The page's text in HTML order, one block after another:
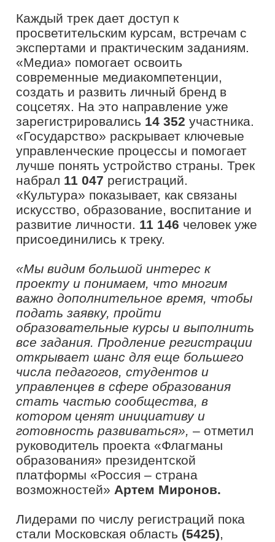
все задания. Продление регистрации
открывает шанс для еще большего
числа педагогов, студентов и
управленцев в сфере образования
стать частью сообщества, в
котором ценят инициативу и
готовность развиваться»,– отметил
руководитель проекта «Флагманы
образования» президентской
платформы «Россия – страна
возможностей»
Лидерами по числу регистраций пока
стали Московская область(5425),
Чеченская Республика(4824), Москва
(3216), Санкт-Петербург (2623)и
Курская область (2420). Эти регионы
демонстрируют высокий интерес к
развитию в сфере образования и
готовность активно включаться в
конкурсные треки проекта. Участники
компетенций, завести новые
профессиональные знакомства и
заявить о себе на всю страну. За
выполнение всех обязательных
заданий трека предусмотрен
сертификат участника. Победители
конкурсных треков отправятся в
культурно-просветительские поездки.
В конкурсном треке «Наставничество»
регистрация доступна до 4 ноября. Это
направление уже объединило13 753
лидера, готовых делиться опытом, и
тех, кому нужен наставник. Трек
помогает прокачать
профессиональные навыки и
реализовать совместные проекты,
которые приносят реальную пользу
школе, вузу или сообществу.
Проект «Флагманы образования»
федерального проекта «Россия –
страна возможностей» национального